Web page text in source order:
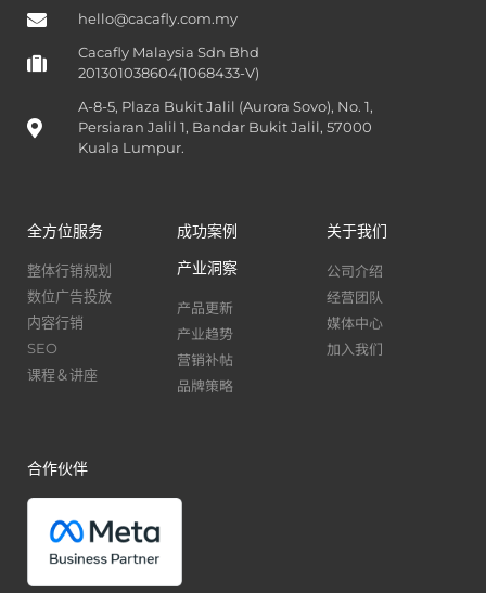
hello@cacafly.com.my
Cacafly Malaysia Sdn Bhd
201301038604(1068433-V)
A-8-5, Plaza Bukit Jalil (Aurora Sovo), No. 1,
Persiaran Jalil 1, Bandar Bukit Jalil, 57000
Kuala Lumpur.
全方位服务
整体行销规划
数位广告投放
内容行销
SEO
课程＆讲座
成功案例
产业洞察
产品更新
产业趋势
营销补帖
品牌策略
关于我们
公司介绍
经营团队
媒体中心
加入我们
合作伙伴